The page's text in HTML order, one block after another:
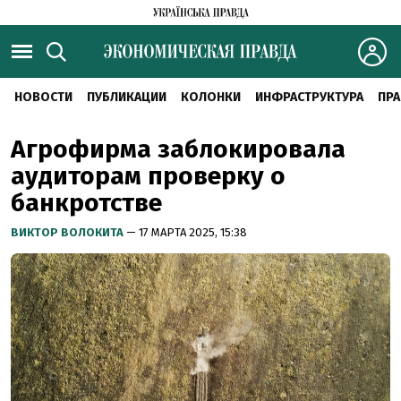
НОВОСТИ ПУБЛИКАЦИИ КОЛОНКИ ИНФРАСТРУКТУРА
Агрофирма заблокировала
аудиторам проверку о
банкротстве
ВИКТОР ВОЛОКИТА — 17 МАРТА 2025, 15:38